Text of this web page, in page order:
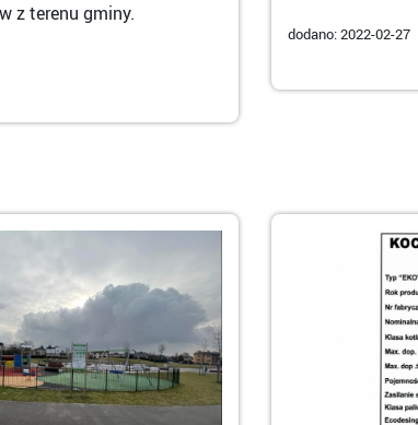
z terenu gminy.
dodano: 2022-02-27